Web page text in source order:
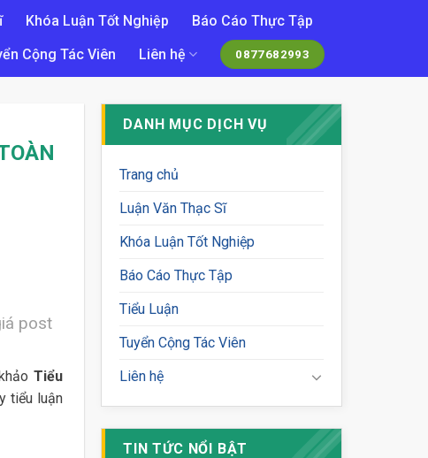
Khóa Luận Tốt Nghiệp
Báo Cáo Thực Tập
Cộng Tác Viên Liên hệ 0877682993
post
Tiểu
tiểu luận
DANH MỤC DỊCH VỤ
Trang chủ
Luận Văn Thạc Sĩ
Khóa Luận Tốt Nghiệp
Báo Cáo Thực Tập
Tiểu Luận
Tuyển Cộng Tác Viên
Liên hệ
TIN TỨC NỔI BẬT